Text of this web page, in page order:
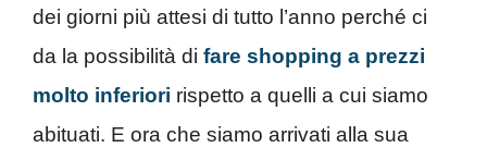
dei giorni più attesi di tutto l’anno perché ci
da la possibilità di fare shopping a prezzi
molto inferiori rispetto a quelli a cui siamo
abituati. E ora che siamo arrivati alla sua